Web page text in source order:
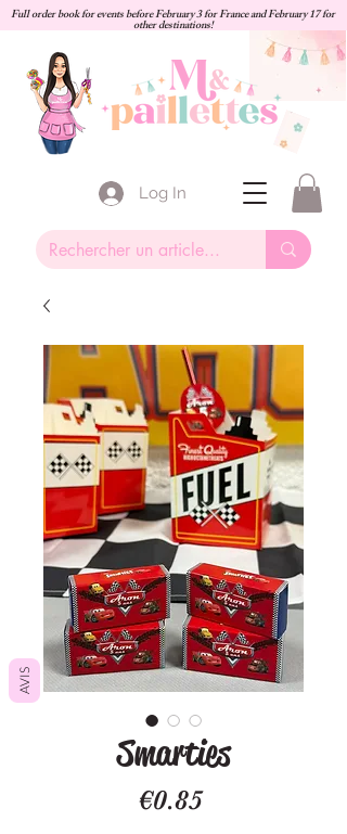
Full order book for events before February 3 for France and February 17 for
other destinations!
Log In
Smarties
€0.85Price
AVIS